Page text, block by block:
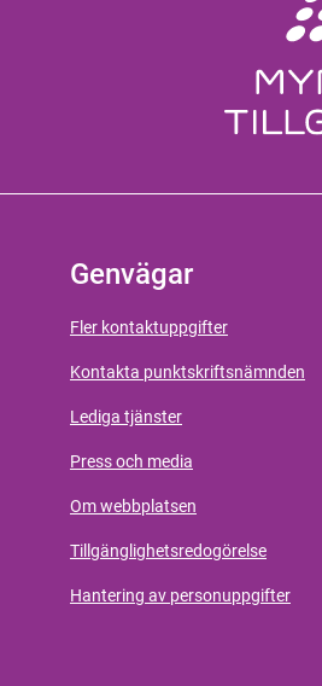
Genvägar
Fler kontaktuppgifter
Kontakta punktskriftsnämnden
Lediga tjänster
Press och media
Om webbplatsen
Tillgänglighetsredogörelse
Hantering av personuppgifter